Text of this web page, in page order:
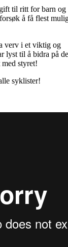
til ritt for barn og
å få flest
verv i et viktig og
lyst til å bidra på
styret!
syklister!